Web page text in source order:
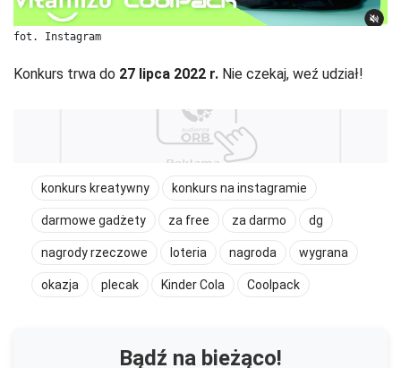
fot. Instagram
Konkurs trwa do 27 lipca 2022 r. Nie czekaj, weź udział!
konkurs kreatywny konkurs na instagramie
darmowe gadżety za free za darmo dg
nagrody rzeczowe loteria nagroda wygrana
okazja plecak Kinder Cola Coolpack
Bądź na bieżąco!